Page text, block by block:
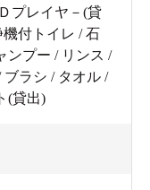
プレイヤ－(貸
付トイレ / 石
ンプー / リンス /
ラシ / タオル /
(貸出)